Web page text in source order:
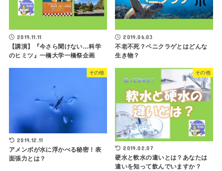
2019.11.11
【講演】『今さら聞けない…科学
のヒミツ』一橋大学一橋祭企画
2019.06.03
不老不死？ベニクラゲとはどんな
生き物？
その他
2019.12.11
アメンボが水に浮かべる秘密！表
面張力とは？
その他
2019.02.07
硬水と軟水の違いとは？あなたは
違いを知って飲んでいますか？